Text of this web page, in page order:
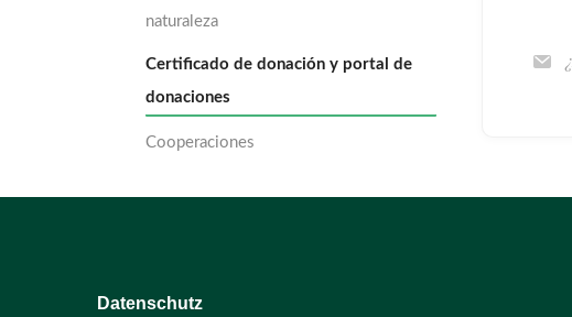
naturaleza
Certificado de donación y portal de
donaciones
Cooperaciones
Datenschutz